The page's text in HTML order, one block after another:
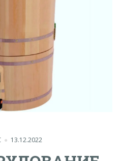
13.12.2022